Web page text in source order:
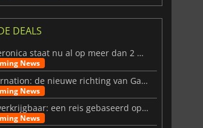
DEALS
Resident Evil Veronica staat nu al op meer dan 2 miljoen verlanglijstjes
News
Beast of Reincarnation: de nieuwe richting van Game Freak
News
Big Walk is nu verkrijgbaar: een reis gebaseerd op vriendschap
News